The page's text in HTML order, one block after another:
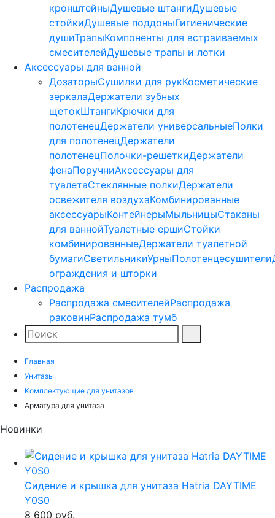
кронштейныДушевые штангиДушевые
стойкиДушевые поддоныГигиенические
душиТрапыКомпоненты для встраиваемых
смесителейДушевые трапы и лотки
Аксессуары для ванной
ДозаторыСушилки для рукКосметические
зеркалаДержатели зубных
щетокШтангиКрючки для
полотенецДержатели универсальныеПолки
для полотенецДержатели
полотенецПолочки-решеткиДержатели
фенаПоручниАксессуары для
туалетаСтеклянные полкиДержатели
освежителя воздухаКомбинированные
аксессуарыКонтейнерыМыльницыСтаканы
для ваннойТуалетные ершиСтойки
комбинированныеДержатели туалетной
бумагиСветильникиУрныПолотенцесушители
ограждения и шторки
Распродажа
Распродажа смесителейРаспродажа
раковинРаспродажа тумб
Поиск
Главная
Унитазы
Комплектующие для унитазов
Арматура для унитаза
Новинки
Сидение и крышка для унитаза Hatria DAYTIME
Y0S0
8 600 руб.